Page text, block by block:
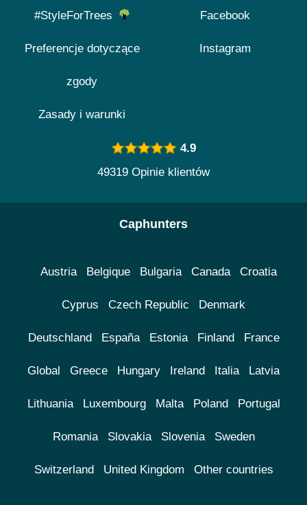
#StyleForTrees
Preferencje dotyczące
zgody
Zasady i warunki
Facebook
Instagram
4.9
49319 Opinie klientów
Caphunters
Austria Belgique Bulgaria Canada Croatia
Cyprus Czech Republic Denmark
Deutschland España Estonia Finland France
Global Greece Hungary Ireland Italia Latvia
Lithuania Luxembourg Malta Poland Portugal
Romania Slovakia Slovenia Sweden
Switzerland United Kingdom Other countries